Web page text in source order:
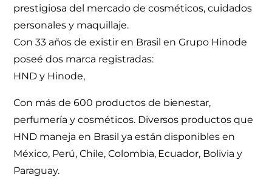
prestigiosa del mercado de cosméticos, cuidados
personales y maquillaje.
Con 33 años de existir en Brasil en Grupo Hinode
poseé dos marca registradas:
HND y Hinode,
Con más de 600 productos de bienestar,
perfumería y cosméticos. Diversos productos que
HND maneja en Brasil ya están disponibles en
México, Perú, Chile, Colombia, Ecuador, Bolivia y
Paraguay.